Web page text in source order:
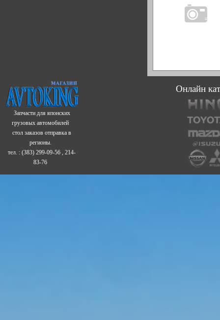
Онлайн
Запчасти для японских
грузовых автомобилей
стол заказов отправка в
регионы.
тел. : (383) 299-09-56 , 214-
83-76